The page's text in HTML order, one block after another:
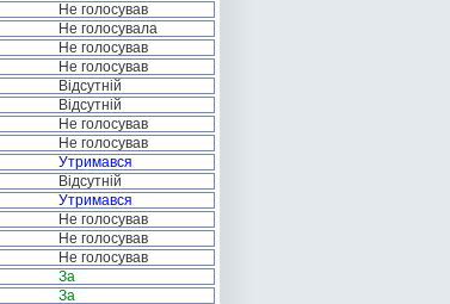
Не голосував
Не голосувала
Не голосував
Не голосував
Відсутній
Відсутній
Не голосував
Не голосував
Утримався
Відсутній
Утримався
Не голосував
Не голосував
Не голосував
За
За